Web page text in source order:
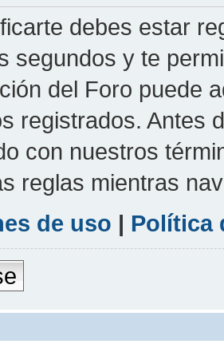
debes estar
segundos y te
del Foro puede
registrados. Antes
con nuestros
reglas mientras
de uso | Política